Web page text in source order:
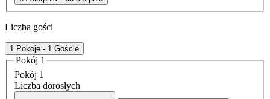
Liczba gości
1 Pokoje - 1 Goście
Pokój 1
Pokój 1
Liczba dorosłych